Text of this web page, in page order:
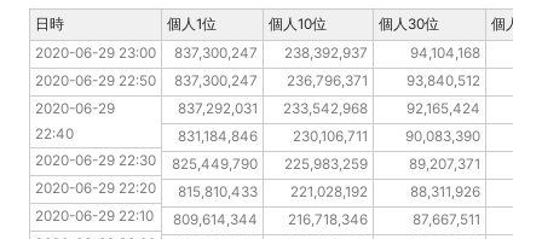
2020-06-29 23:00 837,300,247 238,392,937 94,104,168
2020-06-29 22:50
837,300,247 236,796,371 93,840,512
2020-06-29 22:40
837,292,031 233,542,968 92,165,424
2020-06-29 22:30
831,184,846 230,106,711 90,083,390
2020-06-29 22:20
825,449,790 225,983,259 89,207,371
2020-06-29 22:10
815,810,433 221,028,192 88,311,926
2020-06-29 22:00
809,614,344 216,718,346 87,667,511
日時 個人1位 個人10位 個人30位
個人
2020-06-29 23:00
2020-06-29 22:50
2020-06-29
22:40
2020-06-29 22:30
2020-06-29 22:20
2020-06-29 22:10
日時